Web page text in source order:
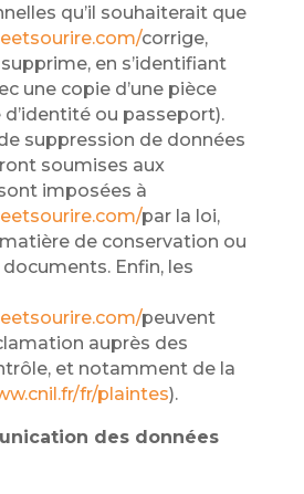
qu’il souhaiterait que
corrige,
en s’identifiant
une copie d’une pièce
ou passeport).
suppression de données
soumises aux
imposées à
par la loi,
de conservation ou
documents. Enfin, les
peuvent
auprès des
et notamment de la
fr/plaintes).
des données